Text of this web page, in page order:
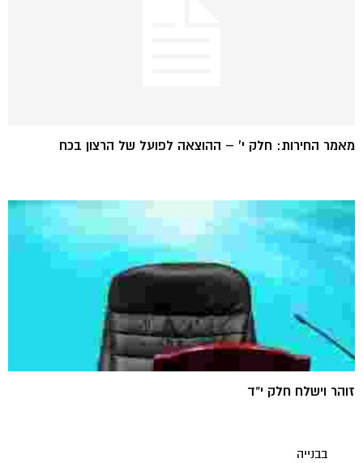
מאמר החירות: חלק י' – ההוצאה לפועל של הרצון בכח
זוהר וישלח חלק י"ד
בבנייה